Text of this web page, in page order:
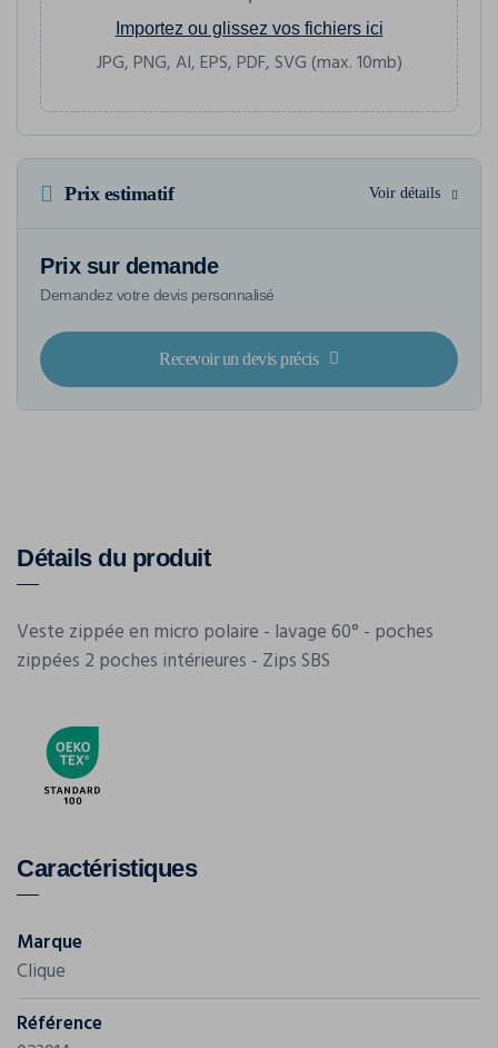
Importez ou glissez vos fichiers ici
JPG, PNG, AI, EPS, PDF, SVG (max. 10mb)
Prix estimatif Voir détails
Prix sur demande
Demandez votre devis personnalisé
Recevoir un devis précis
Détails du produit
Veste zippée en micro polaire - lavage 60° - poches
zippées 2 poches intérieures - Zips SBS
Caractéristiques
Marque
Clique
Référence